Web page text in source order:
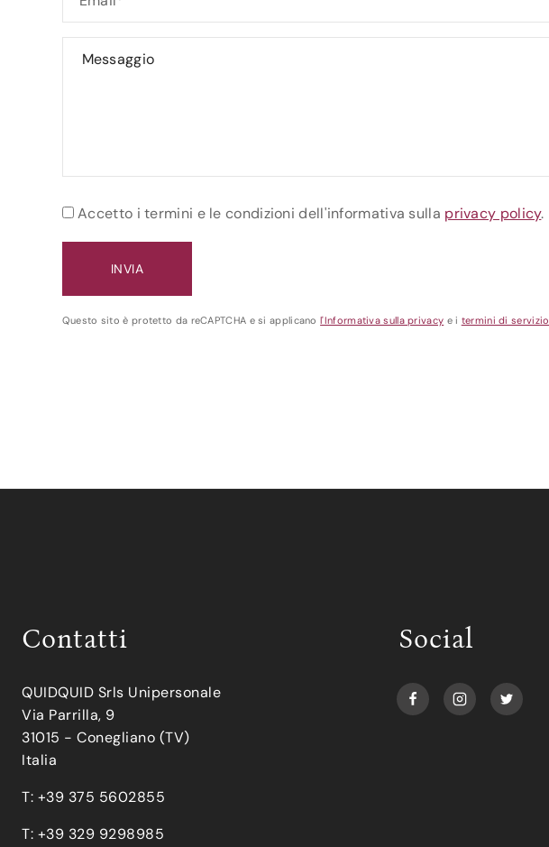
Accetto i termini e le condizioni dell'informativa sulla privacy policy.
Questo sito è protetto da reCAPTCHA e si applicanol'Informativa sulla privacy e i termini di servizio
Contatti
QUIDQUID Srls Unipersonale
Via Parrilla, 9
31015 - Conegliano (TV)
Italia
T: +39 375 5602855
T: +39 329 9298985
Social